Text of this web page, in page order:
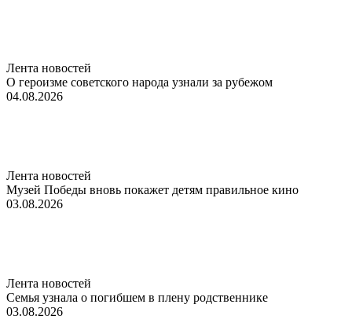
Лента новостей
О героизме советского народа узнали за рубежом
04.08.2026
Лента новостей
Музей Победы вновь покажет детям правильное кино
03.08.2026
Лента новостей
Семья узнала о погибшем в плену родственнике
03.08.2026